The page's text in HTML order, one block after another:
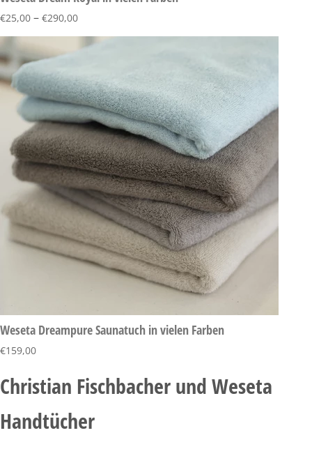
€25,00 – €290,00
Weseta Dreampure Saunatuch in vielen Farben
€159,00
Christian Fischbacher und Weseta
Handtücher